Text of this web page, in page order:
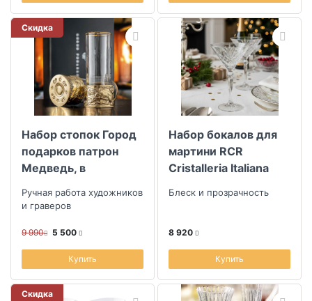
Скидка
Набор стопок Город
подарков патрон
Медведь, в
Ручная работа художников
и граверов
9 990 5 500
Купить
Набор бокалов для
мартини RCR
Cristalleria Italiana
Блеск и прозрачность
8 920
Купить
Скидка